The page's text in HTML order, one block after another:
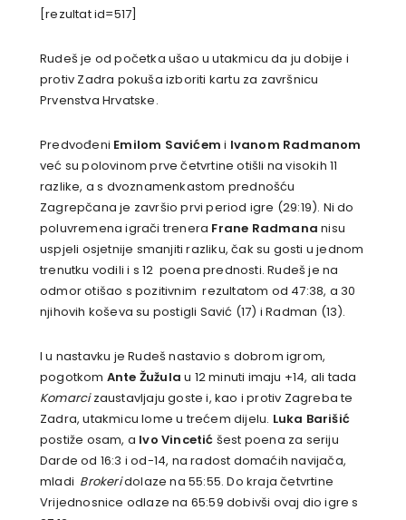
[rezultat id=517]
Rudeš je od početka ušao u utakmicu da ju dobije i
protiv Zadra pokuša izboriti kartu za završnicu
Prvenstva Hrvatske.
Predvođeni Emilom Savićem i Ivanom Radmanom
već su polovinom prve četvrtine otišli na visokih 11
razlike, a s dvoznamenkastom prednošću
Zagrepčana je završio prvi period igre (29:19). Ni do
poluvremena igrači trenera Frane Radmana nisu
uspjeli osjetnije smanjiti razliku, čak su gosti u jednom
trenutku vodili i s 12 poena prednosti. Rudeš je na
odmor otišao s pozitivnim rezultatom od 47:38, a 30
njihovih koševa su postigli Savić (17) i Radman (13).
I u nastavku je Rudeš nastavio s dobrom igrom,
pogotkom Ante Žužula u 12 minuti imaju +14, ali tada
Komarcizaustavljaju goste i, kao i protiv Zagreba te
Zadra, utakmicu lome u trećem dijelu. Luka Barišić
postiže osam, a Ivo Vincetić šest poena za seriju
Darde od 16:3 i od-14, na radost domaćih navijača,
mladi Brokeridolaze na 55:55. Do kraja četvrtine
Vrijednosnice odlaze na 65:59 dobivši ovaj dio igre s